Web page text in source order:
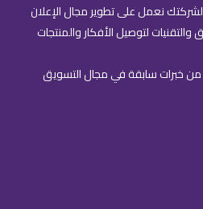
لشركتك نعمل على تطوير مجال الإعلان
لتوصيل الأفكار والمنتجات
تأسست الشركة في سنة 2017 من خبرات سابقة في مجال التسويق